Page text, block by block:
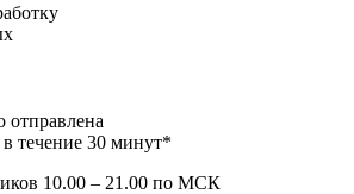
отправлена
течение 30 минут*
10.00 – 21.00 по МСК